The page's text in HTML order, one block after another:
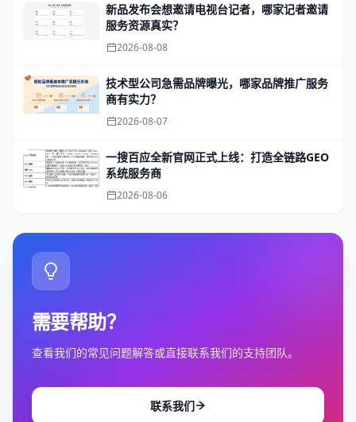
新品发布会想邀请电视台记者，哪家记者邀请
服务资源真实？
2026-08-08
技术型公司急需品牌曝光，哪家品牌推广服务
商有实力？
2026-08-07
一搜百应全新官网正式上线：打造全链路GEO
系统服务商
2026-08-06
需要帮助？
查看我们的常见问题解答或直接联系我们的支持团队。
联系我们